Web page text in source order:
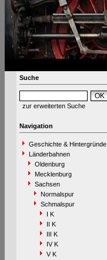
Suche
zur erweiterten Suche
Navigation
Geschichte & Hintergründe
Länderbahnen
Oldenburg
Mecklenburg
Sachsen
Normalspur
Schmalspur
I K
II K
III K
IV K
V K